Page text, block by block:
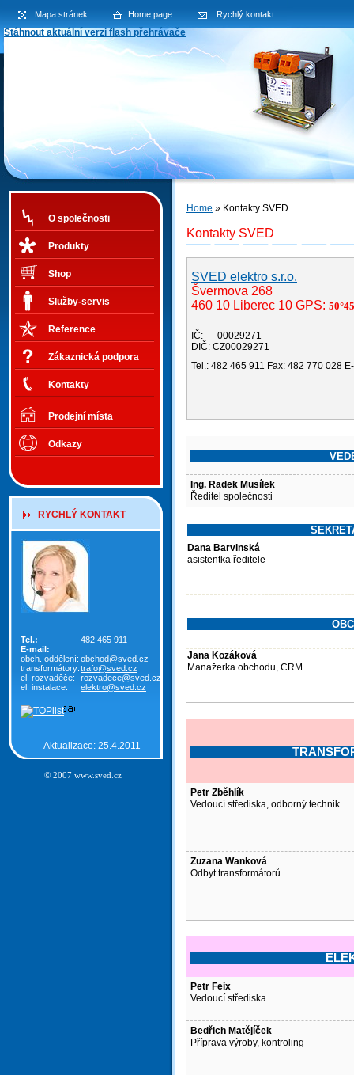
Stáhnout aktuální verzi flash přehrávače
Mapa stránek Home page Rychlý kontakt
O společnosti
Produkty
Shop
Služby-servis
Reference
Zákaznická podpora
Kontakty
Prodejní místa
Odkazy
RYCHLÝ KONTAKT
Tel.:
482 465 911
E-mail:
obch. oddělení: obchod@sved.cz
transformátory:trafo@sved.cz
el. rozvaděče:
rozvadece@sved.cz
el. instalace:
elektro@sved.cz
Aktualizace: 25.4.2011
© 2007 www.sved.cz
Home » Kontakty SVED
Kontakty SVED
SVED elektro s.r.o.
Švermova 268
460 10 Liberec 10 GPS:
IČ: 00029271
DIČ: CZ00029271
Tel.: 482 465 911 Fax: 482 770 028
Ing. Radek Musílek
Ředitel společnosti
Dana Barvinská
asistentka ředitele
Jana Kozáková
Manažerka obchodu, CRM
Petr Zběhlík
Vedoucí střediska, odborný technik
Zuzana Wanková
Odbyt transformátorů
Petr Feix
Vedoucí střediska
Bedřich Matějíček
Příprava výroby, kontroling